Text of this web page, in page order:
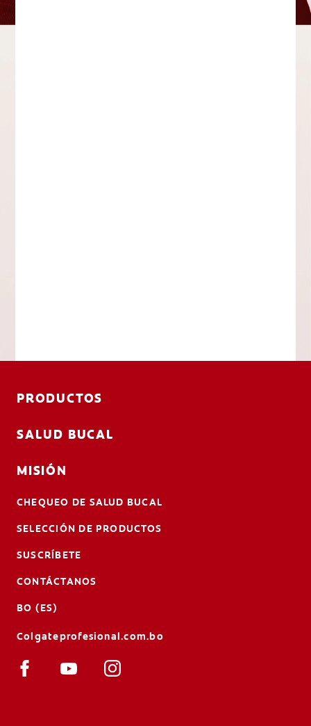
PRODUCTOS
SALUD BUCAL
MISIÓN
CHEQUEO DE SALUD BUCAL
SELECCIÓN DE PRODUCTOS
SUSCRÍBETE
CONTÁCTANOS
BO (ES)
Colgateprofesional.com.bo